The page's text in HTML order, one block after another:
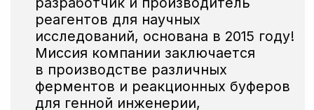
Собственные площади
для производства,
новейшее
оборудование